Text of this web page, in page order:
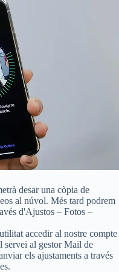
desar una còpia de
al núvol. Més tard podrem
d'Ajustos – Fotos –
accedir al nostre compte
servei al gestor Mail de
els ajustaments a través